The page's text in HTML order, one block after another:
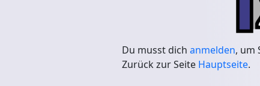
Du musst dich anmelden, um
Zurück zur Seite Hauptseite.